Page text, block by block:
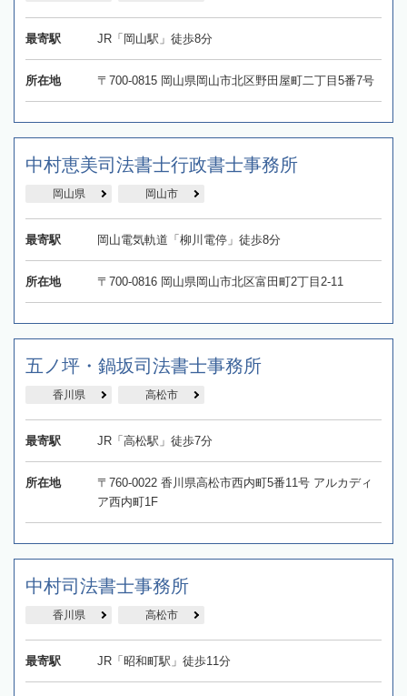
最寄駅 JR「岡山駅」徒歩8分
所在地 〒700-0815 岡山県岡山市北区野田屋町二丁目5番7号
中村恵美司法書士行政書士事務所
岡山県 岡山市
最寄駅 岡山電気軌道「柳川電停」徒歩8分
所在地 〒700-0816 岡山県岡山市北区富田町2丁目2-11
五ノ坪・鍋坂司法書士事務所
香川県 高松市
最寄駅 JR「高松駅」徒歩7分
所在地
〒760-0022 香川県高松市西内町5番11号 アルカディ
ア西内町1F
中村司法書士事務所
香川県 高松市
最寄駅 JR「昭和町駅」徒歩11分